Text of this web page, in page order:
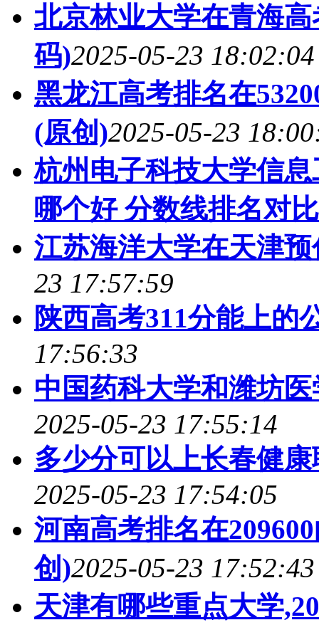
北京林业大学在青海
码)2025-05-23 18:02:04
黑龙江高考排名在
(原创)2025-05-23
杭州电子科技大学信
哪个好 分数线排名对比
江苏海洋大学在天津
23 17:57:59
陕西高考311分能上的
17:56:33
中国药科大学和潍坊
2025-05-23 17:55:14
多少分可以上长春健
2025-05-23 17:54:05
河南高考排名在
创)2025-05-23 17:52:43
天津有哪些重点大学